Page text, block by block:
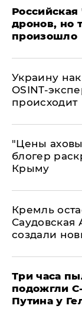
дронов, но
произошло
​Украину
OSINT-
происходит
​"Цены
блогер
Крыму
​Кремль
Саудовская
создали
Три часа
подожгли
Путина у